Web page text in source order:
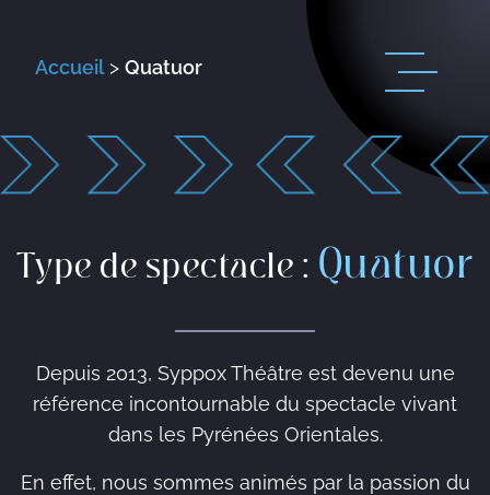
Accueil> Quatuor
Type de spectacle : Quatuor
Depuis 2013, Syppox Théâtre est devenu une
référence incontournable du spectacle vivant
dans les Pyrénées Orientales.
En effet, nous sommes animés par la passion du